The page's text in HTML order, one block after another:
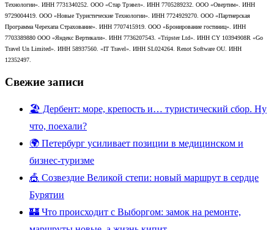
Технологии». ИНН 7731340252. ООО «Стар Трэвел». ИНН 7705289232. ООО «Овертим». ИНН
9729004419. ООО «Новые Туристические Технологии». ИНН 7724929270. ООО «Партнерская
Программа Черехапа Страхование». ИНН 7707415919. ООО «Бронирование гостиниц». ИНН
7703389880 ООО «Яндекс Вертикали». ИНН 7736207543. «Tripster Ltd». ИНН CY 10394908R «Go
Travel Un Limited». ИНН 58937560. «IT Travel». ИНН SL024264. Renot Software OU. ИНН
12352497.
Свежие записи
🏖️ Дербент: море, крепость и… туристический сбор. Ну
что, поехали?
🌍 Петербург усиливает позиции в медицинском и
бизнес-туризме
🎪 Созвездие Великой степи: новый маршрут в сердце
Бурятии
🏰 Что происходит с Выборгом: замок на ремонте,